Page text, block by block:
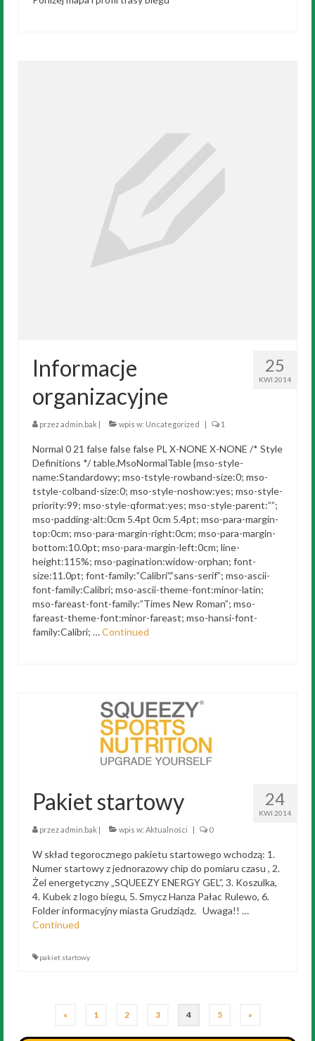
25
KWI 2014
Informacje
organizacyjne
przez admin.bak | wpis w: Uncategorized | 1
Normal 0 21 false false false PL X-NONE X-NONE /* Style
Definitions */ table.MsoNormalTable {mso-style-
name:Standardowy; mso-tstyle-rowband-size:0; mso-
tstyle-colband-size:0; mso-style-noshow:yes; mso-style-
priority:99; mso-style-qformat:yes; mso-style-parent:””;
mso-padding-alt:0cm 5.4pt 0cm 5.4pt; mso-para-margin-
top:0cm; mso-para-margin-right:0cm; mso-para-margin-
bottom:10.0pt; mso-para-margin-left:0cm; line-
height:115%; mso-pagination:widow-orphan; font-
size:11.0pt; font-family:”Calibri”,”sans-serif”; mso-ascii-
font-family:Calibri; mso-ascii-theme-font:minor-latin;
mso-fareast-font-family:”Times New Roman”; mso-
fareast-theme-font:minor-fareast; mso-hansi-font-
family:Calibri; …Continued
24
KWI 2014
Pakiet startowy
przez admin.bak | wpis w: Aktualności | 0
W skład tegorocznego pakietu startowego wchodzą: 1.
Numer startowy z jednorazowy chip do pomiaru czasu , 2.
Żel energetyczny „SQUEEZY ENERGY GEL”, 3. Koszulka,
4. Kubek z logo biegu, 5. Smycz Hanza Pałac Rulewo, 6.
Folder informacyjny miasta Grudziądz. Uwaga!! …
Continued
pakiet startowy
« 1 2 3 4 5 »